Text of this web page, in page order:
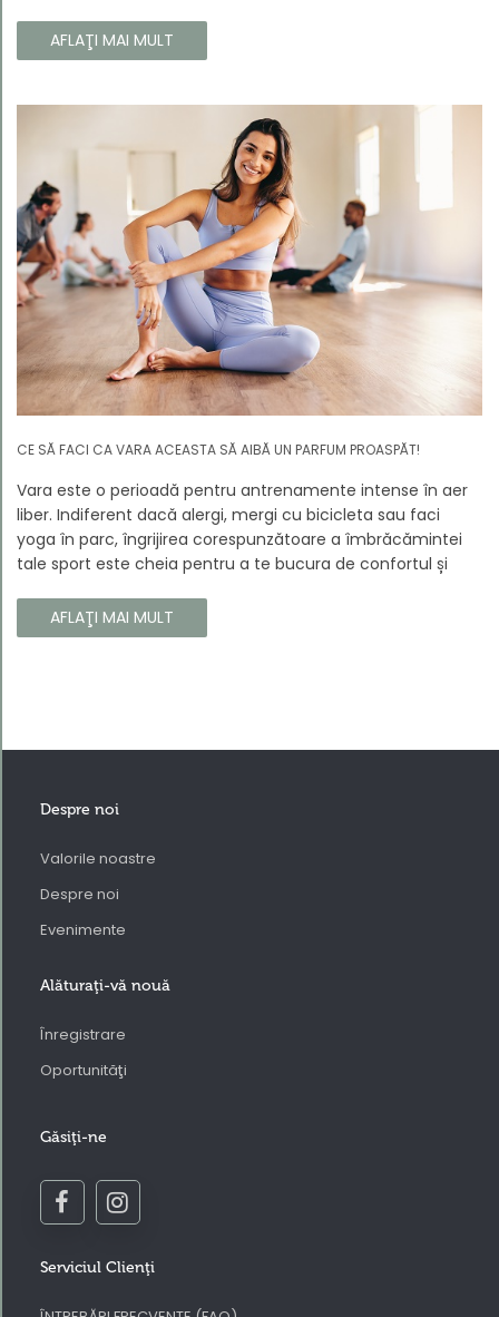
fiecare colț al casei tale cu căldura și magia aromelor de
iarnă. Noua noastră compoziție combină notele picante și
interiorul casei tale. Te va face să vrei ca momentele
trecătoare ale iernii să dureze mai mult timp.
AFLAŢI MAI MULT
CE SĂ FACI CA VARA ACEASTA SĂ AIBĂ UN PARFUM PROASPĂT!
Vara este o perioadă pentru antrenamente intense în aer
liber. Indiferent dacă alergi, mergi cu bicicleta sau faci
yoga în parc, îngrijirea corespunzătoare a îmbrăcămintei
tale sport este cheia pentru a te bucura de confortul și
cum să vă îngrijiți corect îmbrăcămintea sport, astfel încât
să își păstreze proprietățile chiar și în timpul celor mai
AFLAŢI MAI MULT
Despre noi
Valorile noastre
Despre noi
Evenimente
Alăturaţi-vă nouă
Înregistrare
Oportunităţi
Găsiţi-ne
Serviciul Clienţi